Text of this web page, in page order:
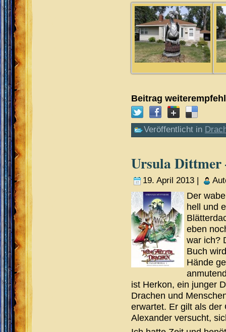
Beitrag
Veröffentlicht in
Ursula Dittmer
19. April 2013 |
Der
hell und
eben
war ich?
Buch
Hände
ist Herkon, ein junger
Drachen und
erwartet. Er gilt als der
Alexander versucht,